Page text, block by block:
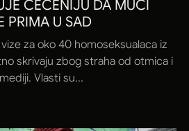
ČEČENIJU DA MUČI
PRIMA U SAD
za oko 40 homoseksualaca iz
skrivaju zbog straha od otmica i
Vlasti su...